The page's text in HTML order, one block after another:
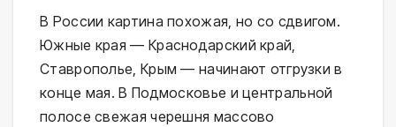
В России картина похожая, но со сдвигом.
Южные края — Краснодарский край,
Ставрополье, Крым — начинают отгрузки в
конце мая. В Подмосковье и центральной
полосе свежая черешня массово